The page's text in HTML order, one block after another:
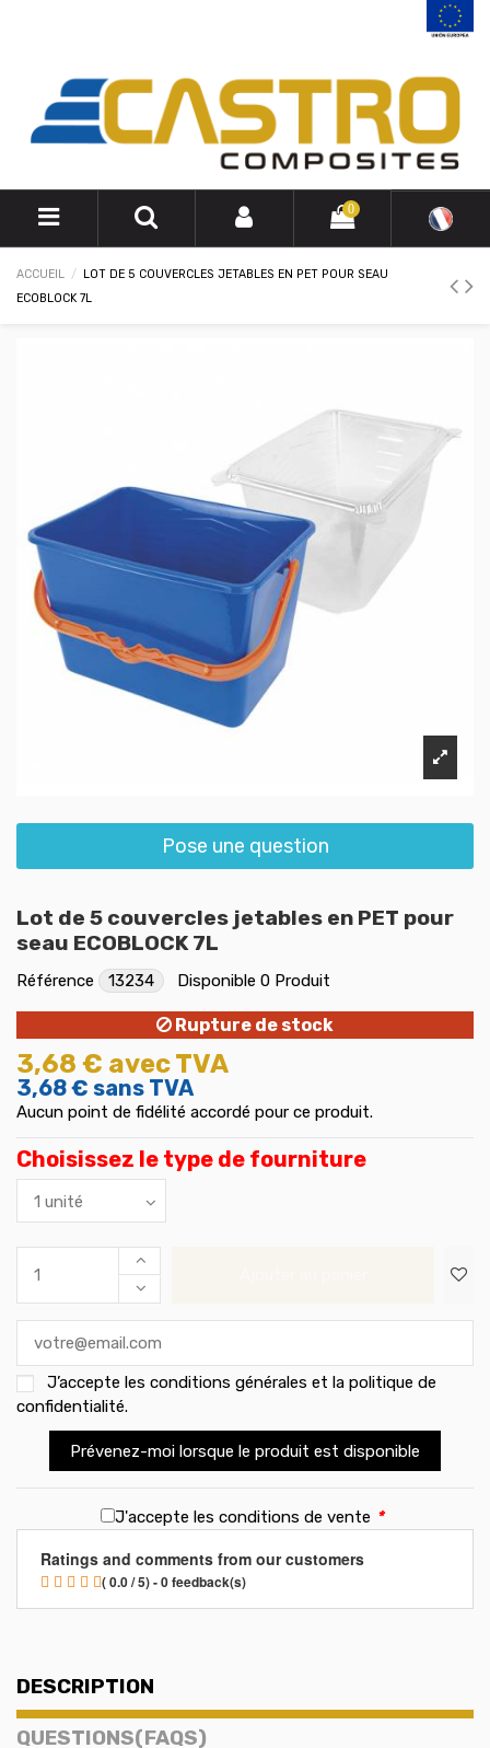
0
ACCUEIL
LOT DE 5 COUVERCLES JETABLES EN PET POUR SEAU
ECOBLOCK 7L
Pose une question
Lot de 5 couvercles jetables en PET pour
seau ECOBLOCK 7L
Référence 13234 Disponible 0 Produit
Rupture de stock
3,68 € avec TVA
3,68 € sans TVA
Aucun point de fidélité accordé pour ce produit.
Choisissez le type de fourniture
J’accepte les conditions générales et la politique de
confidentialité.
Prévenez-moi lorsque le produit est disponible
J'accepte les conditions de vente *
Ratings and comments from our customers
( 0.0 / 5) - 0 feedback(s)
DESCRIPTION
QUESTIONS(FAQS)